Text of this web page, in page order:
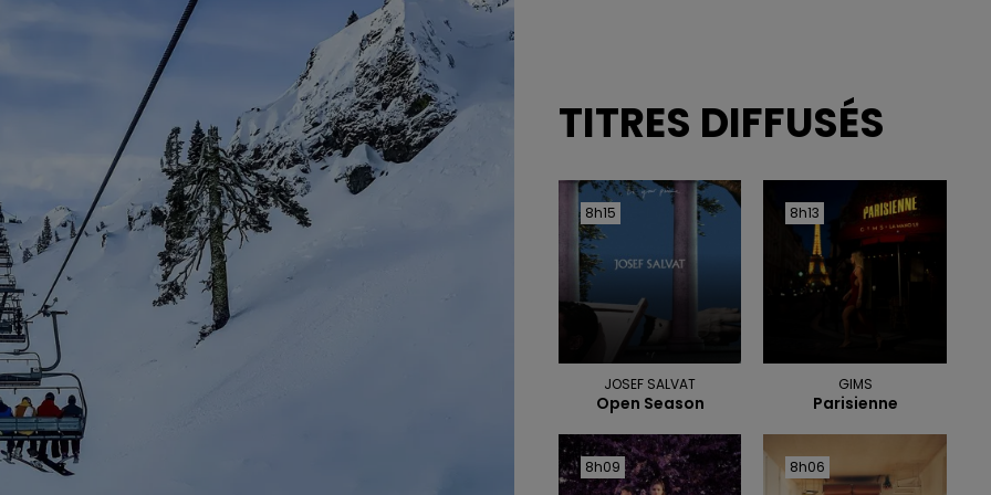
TITRES DIFFUSÉS
8h15
8h15
JOSEF SALVAT
Open Season
8h13
8h13
GIMS
Parisienne
8h09
8h09 8h06
8h06